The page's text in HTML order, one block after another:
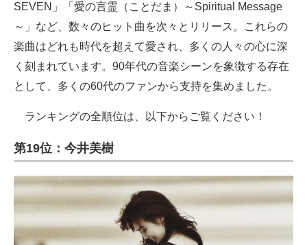
SEVEN」「愛の言霊（ことだま）～Spiritual Message
～」など、数々のヒット曲を次々とリリース。これらの
楽曲はどれも時代を超えて愛され、多くの人々の心に深
く刻まれています。90年代の音楽シーンを象徴する存在
として、多くの60代のファンから支持を集めました。
ランキングの全順位は、以下からご覧ください！
第19位：今井美樹